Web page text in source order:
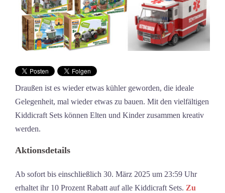
Draußen ist es wieder etwas kühler geworden, die ideale
Gelegenheit, mal wieder etwas zu bauen. Mit den vielfältigen
Kiddicraft Sets können Elten und Kinder zusammen kreativ
werden.
Aktionsdetails
Ab sofort bis einschließlich 30. März 2025 um 23:59 Uhr
erhaltet ihr 10 Prozent Rabatt auf alle Kiddicraft Sets. Zu